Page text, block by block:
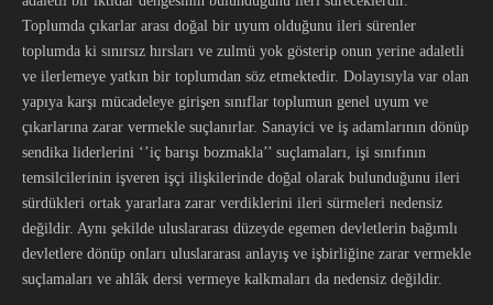
Toplumda çıkarlar arası doğal bir uyum olduğunu ileri sürenler
toplumda ki sınırsız hırsları ve zulmü yok gösterip onun yerine adaletli
ve ilerlemeye yatkın bir toplumdan söz etmektedir. Dolayısıyla var olan
yapıya karşı mücadeleye girişen sınıflar toplumun genel uyum ve
çıkarlarına zarar vermekle suçlanırlar. Sanayici ve iş adamlarının dönüp
sendika liderlerini ‘’iç barışı bozmakla’’ suçlamaları, işi sınıfının
temsilcilerinin işveren işçi ilişkilerinde doğal olarak bulunduğunu ileri
sürdükleri ortak yararlara zarar verdiklerini ileri sürmeleri nedensiz
değildir. Aynı şekilde uluslararası düzeyde egemen devletlerin bağımlı
devletlere dönüp onları uluslararası anlayış ve işbirliğine zarar vermekle
suçlamaları ve ahlâk dersi vermeye kalkmaları da nedensiz değildir.